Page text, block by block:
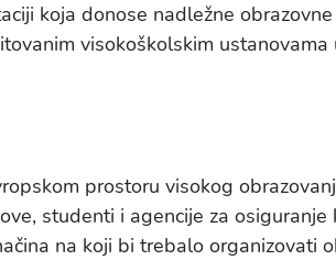
koja donose nadležne
visokoškolskim
prostoru visokog
studenti i agencije za
na koji bi trebalo organizovati